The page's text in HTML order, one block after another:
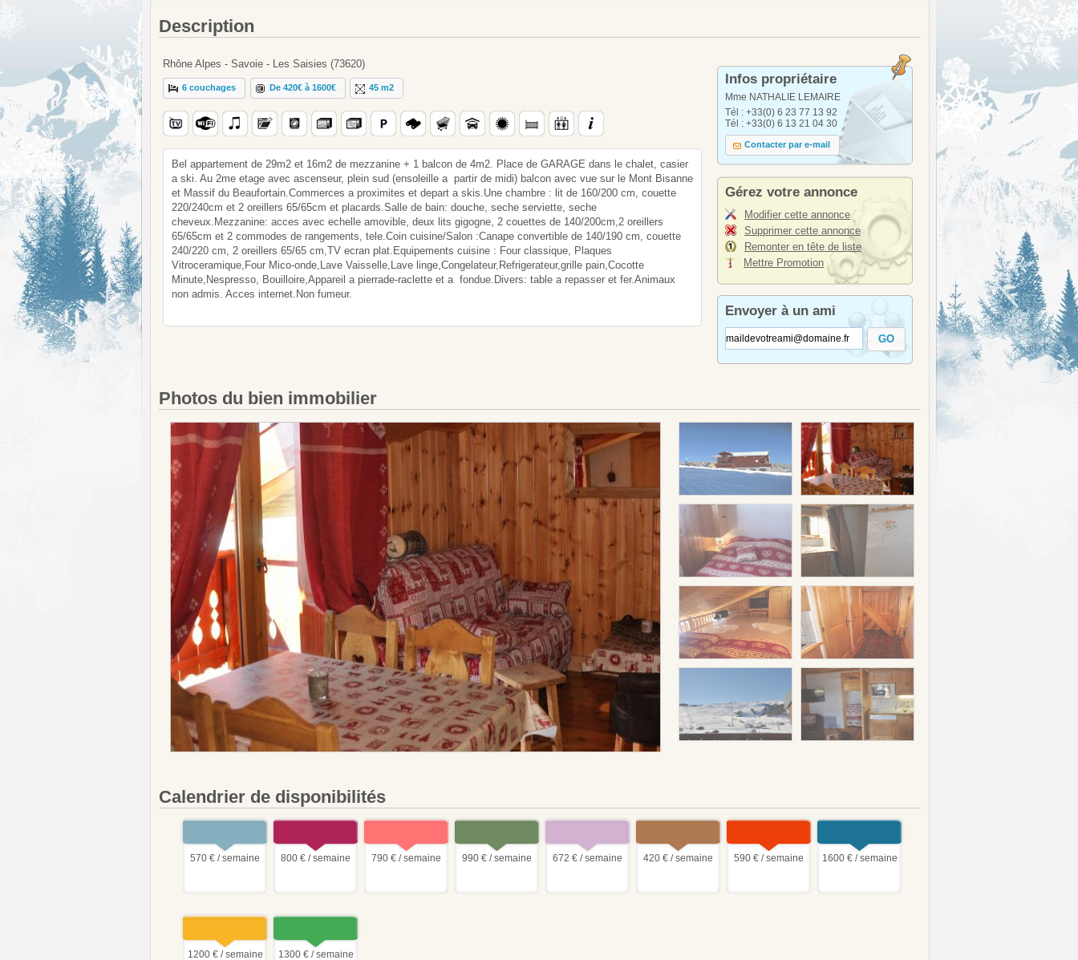
Description
Rhône Alpes - Savoie - Les Saisies (73620)
6 couchages De 420€ à 1600€ 45 m2
Bel appartement de 29m2 et 16m2 de mezzanine + 1 balcon de 4m2. Place de GARAGE dans le chalet, casier
a ski. Au 2me etage avec ascenseur, plein sud (ensoleille a partir de midi) balcon avec vue sur le Mont Bisanne
et Massif du Beaufortain.Commerces a proximites et depart a skis.Une chambre : lit de 160/200 cm, couette
220/240cm et 2 oreillers 65/65cm et placards.Salle de bain: douche, seche serviette, seche
cheveux.Mezzanine: acces avec echelle amovible, deux lits gigogne, 2 couettes de 140/200cm,2 oreillers
65/65cm et 2 commodes de rangements, tele.Coin cuisine/Salon :Canape convertible de 140/190 cm, couette
240/220 cm, 2 oreillers 65/65 cm,TV ecran plat.Equipements cuisine : Four classique, Plaques
Vitroceramique,Four Mico-onde,Lave Vaisselle,Lave linge,Congelateur,Refrigerateur,grille pain,Cocotte
Minute,Nespresso, Bouilloire,Appareil a pierrade-raclette et a fondue.Divers: table a repasser et fer.Animaux
non admis. Acces internet.Non fumeur.
Infos propriétaire
Mme NATHALIE LEMAIRE
Tél : +33(0) 6 23 77 13 92
Tél : +33(0) 6 13 21 04 30
Contacter par e-mail
Gérez votre annonce
Modifier cette annonce
Supprimer cette annonce
Remonter en tête de liste
Mettre Promotion
Envoyer à un ami
GO
Photos du bien immobilier
Calendrier de disponibilités
570 € / semaine 800 € / semaine 790 € / semaine 990 € / semaine 672 € / semaine 420 € / semaine 590 € / semaine 1600 € / semaine
1200 € / semaine 1300 € / semaine